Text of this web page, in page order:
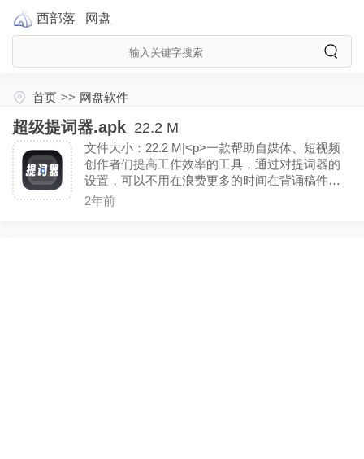
西部落 网盘
首页 >> 网盘软件
超级提词器.apk 22.2 M
文件大小：22.2 M|<p>一款帮助自媒体、短视频
创作者们提高工作效率的工具，通过对提词器的
设置，可以不用在浪费更多的时间在背诵稿件
上，将工作的中心全都放在内容创作上。（解锁VI
2年前